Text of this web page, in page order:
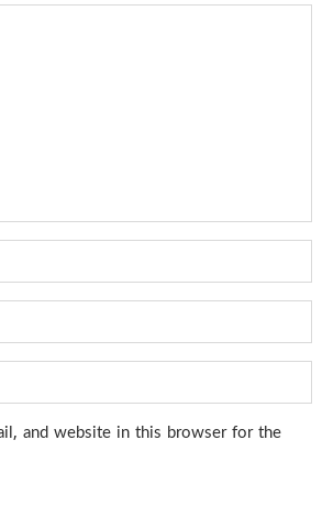
and website in this browser for the